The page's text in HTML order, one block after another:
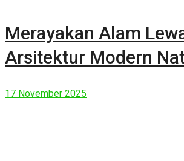
Merayakan Alam
Arsitektur Modern
17 November 2025